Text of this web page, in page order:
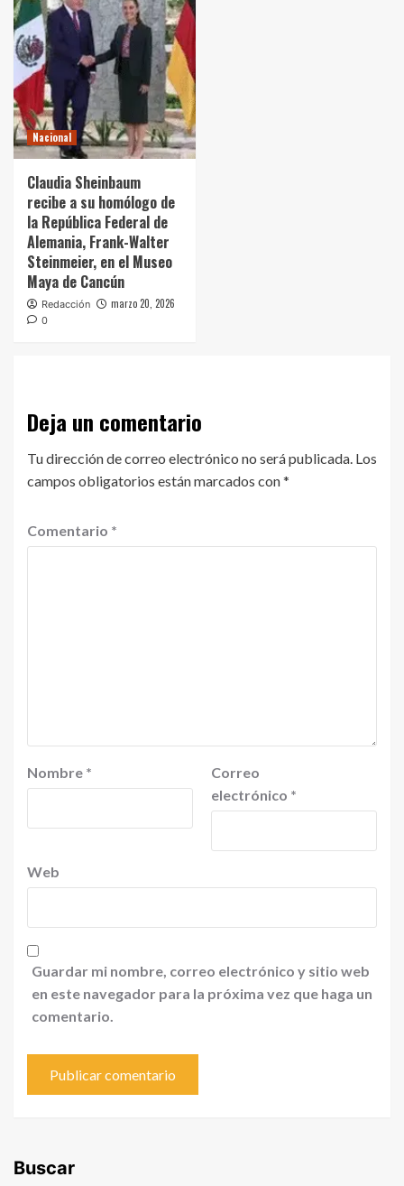
Nacional
Claudia Sheinbaum
recibe a su homólogo de
la República Federal de
Alemania, Frank-Walter
Steinmeier, en el Museo
Maya de Cancún
Redacción marzo 20, 2026
0
Deja un comentario
Tu dirección de correo electrónico no será publicada. Los
campos obligatorios están marcados con*
Comentario *
Nombre *
Correo
electrónico *
Web
Guardar mi nombre, correo electrónico y sitio web
en este navegador para la próxima vez que haga un
comentario.
Buscar